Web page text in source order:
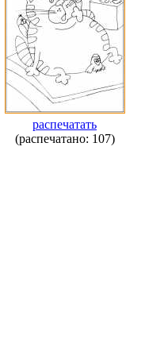
распечатать
(распечатано: 107)